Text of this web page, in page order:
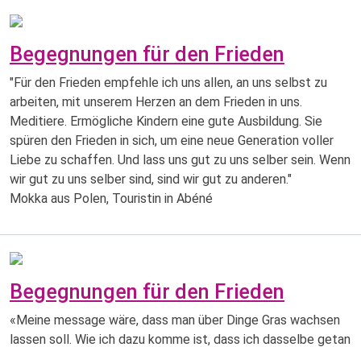
Begegnungen für den Frieden
"Für den Frieden empfehle ich uns allen, an uns selbst zu
arbeiten, mit unserem Herzen an dem Frieden in uns.
Meditiere. Ermögliche Kindern eine gute Ausbildung. Sie
spüren den Frieden in sich, um eine neue Generation voller
Liebe zu schaffen. Und lass uns gut zu uns selber sein. Wenn
wir gut zu uns selber sind, sind wir gut zu anderen."
Mokka aus Polen, Touristin in Abéné
Begegnungen für den Frieden
«Meine message wäre, dass man über Dinge Gras wachsen
lassen soll. Wie ich dazu komme ist, dass ich dasselbe getan